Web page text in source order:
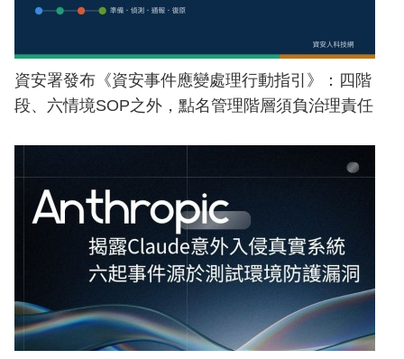
資安署發布《資安事件應變處理行動指引》：四階
段、六情境SOP之外，點名管理階層須負治理責任